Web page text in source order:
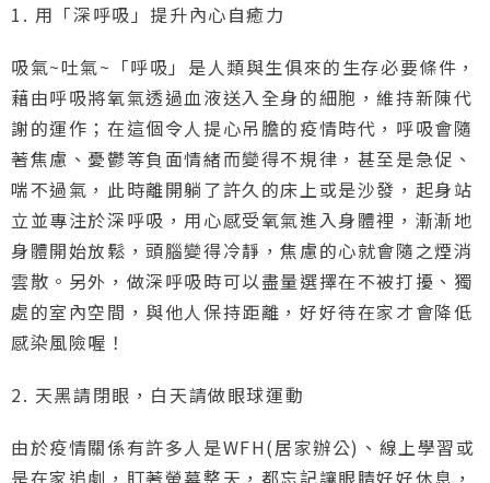
1. 用「深呼吸」提升內心自癒力
吸氣~吐氣~「呼吸」是人類與生俱來的生存必要條件，
藉由呼吸將氧氣透過血液送入全身的細胞，維持新陳代
謝的運作；在這個令人提心吊膽的疫情時代，呼吸會隨
著焦慮、憂鬱等負面情緒而變得不規律，甚至是急促、
喘不過氣，此時離開躺了許久的床上或是沙發，起身站
立並專注於深呼吸，用心感受氧氣進入身體裡，漸漸地
身體開始放鬆，頭腦變得冷靜，焦慮的心就會隨之煙消
雲散。另外，做深呼吸時可以盡量選擇在不被打擾、獨
處的室內空間，與他人保持距離，好好待在家才會降低
感染風險喔！
2. 天黑請閉眼，白天請做眼球運動
由於疫情關係有許多人是WFH(居家辦公)、線上學習或